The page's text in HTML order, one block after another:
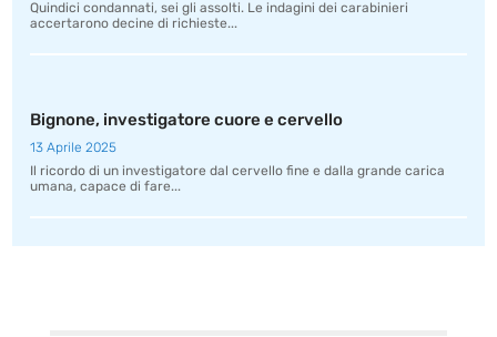
Quindici condannati, sei gli assolti. Le indagini dei carabinieri
accertarono decine di richieste...
Bignone, investigatore cuore e cervello
13 Aprile 2025
Il ricordo di un investigatore dal cervello fine e dalla grande carica
umana, capace di fare...